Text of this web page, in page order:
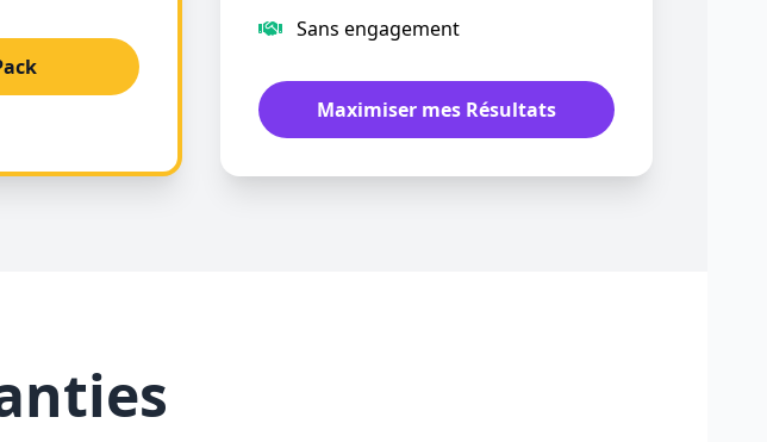
Sans engagement
Maximiser mes Résultats